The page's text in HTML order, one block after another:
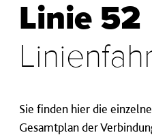
Linie 52
Sie finden hier die
Gesamtplan der